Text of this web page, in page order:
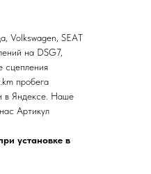
Volkswagen, SEAT
на DSG7,
сцепления
пробега
в Яндексе. Наше
Артикул
установке в